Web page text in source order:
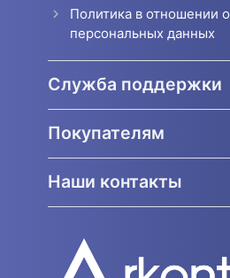
Политика в отношении
персональных данных
Служба поддержки
Покупателям
Наши контакты